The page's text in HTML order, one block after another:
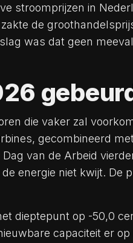
stroomprijzen in
de
was dat geen
die vaker zal
gecombineerd
van de Arbeid
energie niet kwijt. De
dieptepunt op -50,0
capaciteit er op